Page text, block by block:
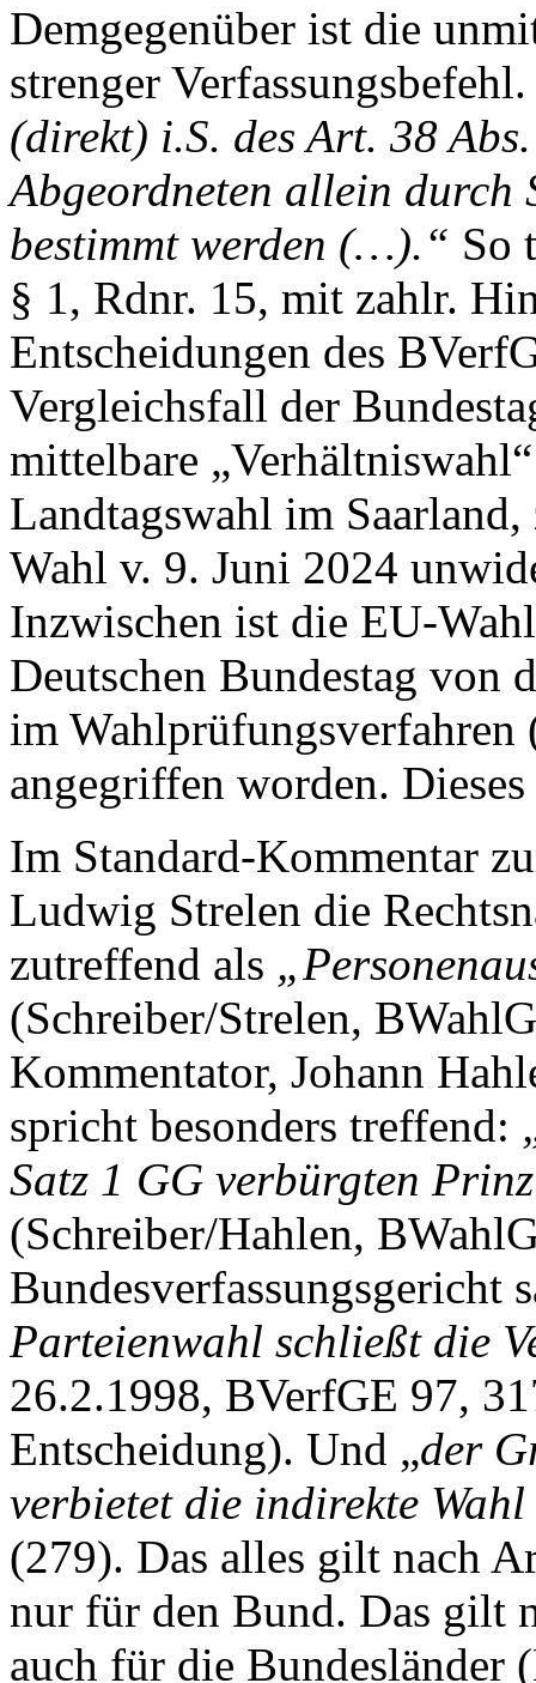
Demgegenüber ist die
strenger Verfassungsbefehl.
(direkt) i.S. des Art. 38
Abgeordneten allein durch
bestimmt werden (…).“ So
§ 1, Rdnr. 15, mit zahlr.
Entscheidungen des
Vergleichsfall der
mittelbare
Landtagswahl im
Wahl v. 9. Juni 2024
Inzwischen ist die EU-
Deutschen Bundestag von
im Wahlprüfungsverfahren
angegriffen worden.
Im Standard-Kommentar
Ludwig Strelen die
zutreffend als
(Schreiber/Strelen,
Kommentator, Johann
spricht besonders treffend:
Satz 1 GG verbürgten
(Schreiber/Hahlen,
Bundesverfassungsgericht
Parteienwahl schließt die
26.2.1998, BVerfGE 97,
Entscheidung). Und „der
verbietet die indirekte
(279). Das alles gilt nach
nur für den Bund. Das gilt
auch für die Bundesländer